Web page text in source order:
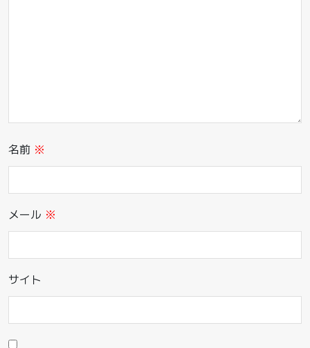
名前 ※
メール ※
サイト